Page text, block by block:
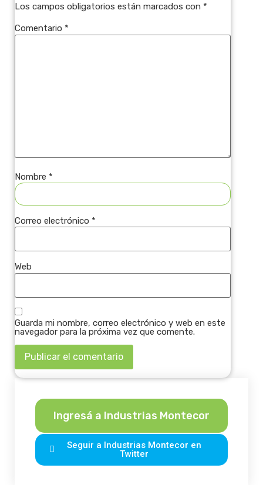
Los campos obligatorios están marcados con *
Comentario *
Nombre *
Correo electrónico *
Web
Guarda mi nombre, correo electrónico y web en este
navegador para la próxima vez que comente.
Ingresá a Industrias Montecor
Seguir a Industrias Montecor en
Twitter